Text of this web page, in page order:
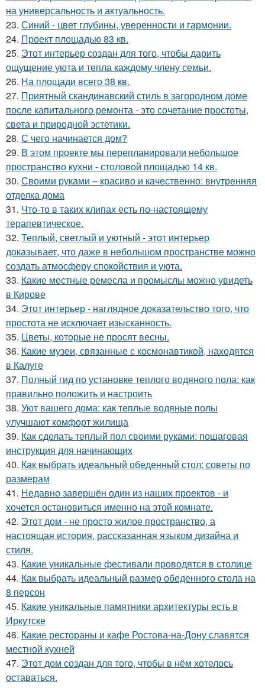
на универсальность и актуальность.
23. Синий - цвет глубины, уверенности и гармонии.
24. Проект площадью 83 кв.
25. Этот интерьер создан для того, чтобы дарить
ощущение уюта и тепла каждому члену семьи.
26. На площади всего 38 кв.
27. Приятный скандинавский стиль в загородном доме
после капитального ремонта - это сочетание простоты,
света и природной эстетики.
28. С чего начинается дом?
29. В этом проекте мы перепланировали небольшое
пространство кухни - столовой площадью 14 кв.
30. Своими руками – красиво и качественно: внутренняя
отделка дома
31. Что-то в таких клипах есть по-настоящему
терапевтическое.
32. Теплый, светлый и уютный - этот интерьер
доказывает, что даже в небольшом пространстве можно
создать атмосферу спокойствия и уюта.
33. Какие местные ремесла и промыслы можно увидеть
в Кирове
34. Этот интерьер - наглядное доказательство того, что
простота не исключает изысканность.
35. Цветы, которые не просят весны.
36. Какие музеи, связанные с космонавтикой, находятся
в Калуге
37. Полный гид по установке теплого водяного пола: как
правильно положить и настроить
38. Уют вашего дома: как теплые водяные полы
улучшают комфорт жилища
39. Как сделать теплый пол своими руками: пошаговая
инструкция для начинающих
40. Как выбрать идеальный обеденный стол: советы по
размерам
41. Недавно завершён один из наших проектов - и
хочется остановиться именно на этой комнате.
42. Этот дом - не просто жилое пространство, а
настоящая история, рассказанная языком дизайна и
стиля.
43. Какие уникальные фестивали проводятся в столице
44. Как выбрать идеальный размер обеденного стола на
8 персон
45. Какие уникальные памятники архитектуры есть в
Иркутске
46. Какие рестораны и кафе Ростова-на-Дону славятся
местной кухней
47. Этот дом создан для того, чтобы в нём хотелось
оставаться.